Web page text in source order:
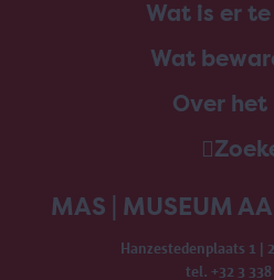
Wat is er
Wat
Over het
MAS | MUSEUM
Hanzestedenplaats 1 |
tel. +32 3 338